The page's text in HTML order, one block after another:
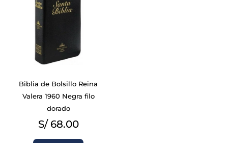
Biblia de Bolsillo Reina
Valera 1960 Negra filo
dorado
S/68.00